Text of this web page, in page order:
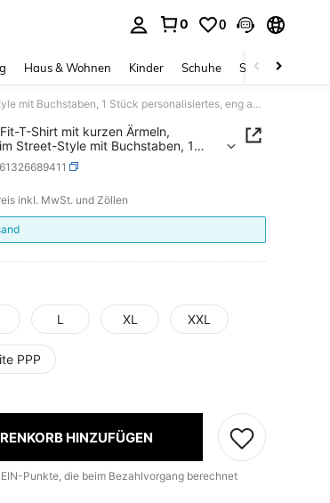
0 0
Haus & Wohnen Kinder Schuhe Schmuck &
Sommerliche Slim-Fit-T-Shirt mit kurzen Ärmeln, grafischem Druck im Street-Style mit Buchstaben, 1 Stück personalisiertes, eng anliegendes T-Shirt aus reiner Baumwolle für Herren.
T-Shirt mit kurzen Ärmeln,
Street-Style mit Buchstaben, 1
eng anliegendes T-Shirt aus
Herren.
AVAILABILITY
inkl. MwSt. und Zöllen
L XL XXL
PPP
HINZUFÜGEN
Punkte, die beim Bezahlvorgang berechnet